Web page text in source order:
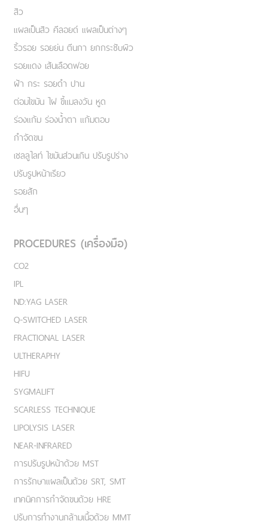
สิว
แผลเป็นสิว คีลอยด์ แผลเป็นต่างๆ
ริ้วรอย รอยย่น ตีนกา ยกกระชับผิว
รอยแดง เส้นเลือดฟอย
ฝ้า กระ รอยดำ ปาน
ต่อมไขมัน ไฝ ขี้แมลงวัน หูด
ร่องแก้ม ร่องน้ำตา แก้มตอบ
กำจัดขน
เชลลูไลท์ ไขมันส่วนเกิน ปรับรูปร่าง
ปรับรูปหน้าเรียว
รอยสัก
อื่นๆ
PROCEDURES (เครื่องมือ)
CO2
IPL
ND:YAG LASER
Q-SWITCHED LASER
FRACTIONAL LASER
ULTHERAPHY
HIFU
SYGMALIFT
SCARLESS TECHNIQUE
LIPOLYSIS LASER
NEAR-INFRARED
การปรับรูปหน้าด้วย MST
การรักษาแผลเป็นด้วย SRT, SMT
เทคนิคการกำจัดขนด้วย HRE
ปรับการทำงานกล้ามเนื้อด้วย MMT